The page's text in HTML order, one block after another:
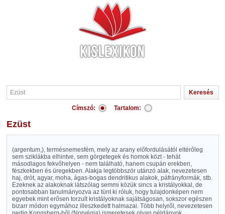
Címszó: Tartalom:
Ezüst
(argentum,), termésnemesfém, mely az arany előfordulásától eltérőleg
sem sziklákba elhintve, sem görgetegek és homok közt - tehát
másodlagos fekvőhelyen - nem található, hanem csupán erekben,
fészkekben és üregekben. Alakja legtöbbször utánzó alak, nevezetesen
haj, drót, agyar, moha, ágas-bogas dendritikus alakok, páfrányformák, stb.
Ezeknek az alakoknak látszólag semmi közük sincs a kristályokkal, de
pontosabban tanulmányozva az tünt ki róluk, hogy tulajdonképen nem
egyebek mint erősen torzult kristályoknak sajátságosan, sokszor egészen
bizarr módon egymához illeszkedett halmazai. Több helyről, nevezetesen